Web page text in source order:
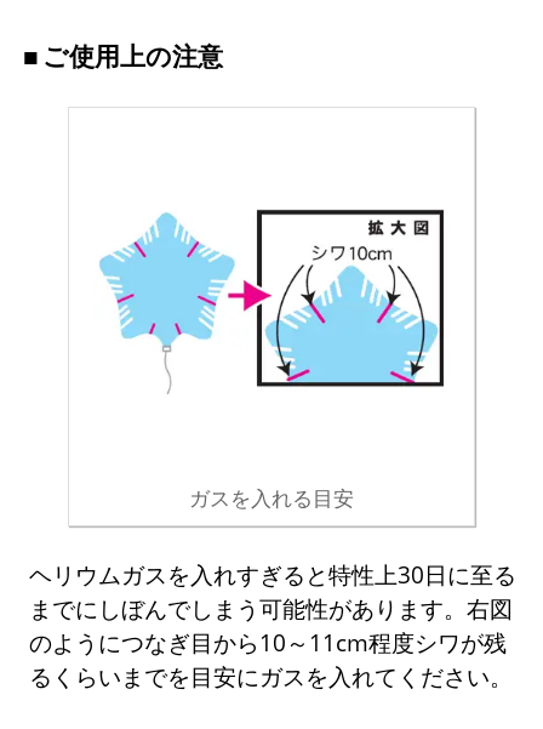
ご使用上の注意
ガスを入れる目安
ヘリウムガスを入れすぎると特性上30日に至る
までにしぼんでしまう可能性があります。右図
のようにつなぎ目から10～11cm程度シワが残
るくらいまでを目安にガスを入れてください。